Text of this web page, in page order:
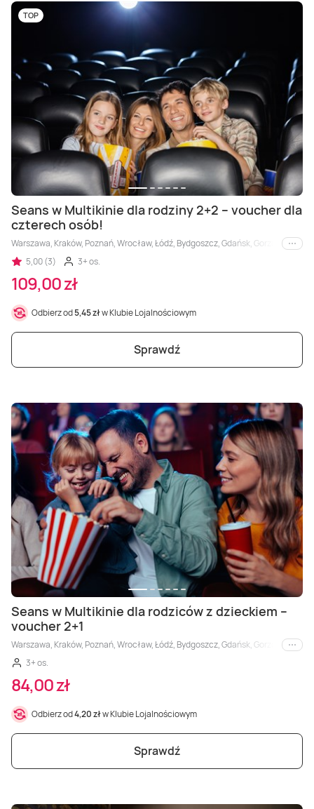
TOP
Seans w Multikinie dla rodziny 2+2 – voucher dla
czterech osób!
Warszawa, Kraków, Poznań, Wrocław, Łódź, Bydgoszcz, Gdańsk, Gorzów
i inne
5,00 (3)
3+ os.
109,00 zł
Odbierz od5,45 złw Klubie Lojalnościowym
Sprawdź
Seans w Multikinie dla rodziców z dzieckiem –
voucher 2+1
Warszawa, Kraków, Poznań, Wrocław, Łódź, Bydgoszcz, Gdańsk, Gorzów
i inne
3+ os.
84,00 zł
Odbierz od4,20 złw Klubie Lojalnościowym
Sprawdź